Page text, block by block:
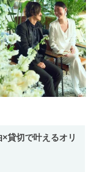
×貸切で叶えるオリ